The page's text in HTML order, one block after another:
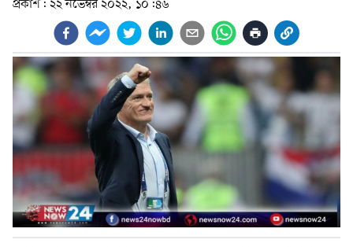
প্রকাশ: ২২ নভেম্বর ২০২২, ১০:৪৬